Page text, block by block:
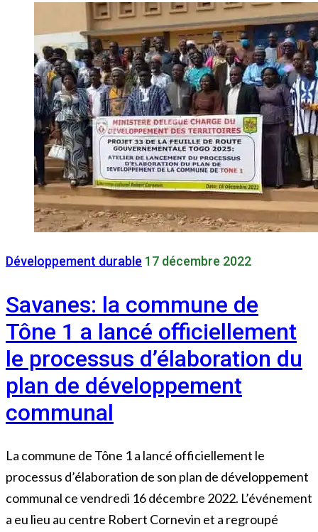
Développement durable 17 décembre 2022
Savanes: la commune de
Tône 1 a lancé officiellement
le processus d’élaboration du
plan de développement
communal
La commune de Tône 1 a lancé officiellement le
processus d’élaboration de son plan de développement
communal ce vendredi 16 décembre 2022. L’événement
a eu lieu au centre Robert Cornevin et a regroupé